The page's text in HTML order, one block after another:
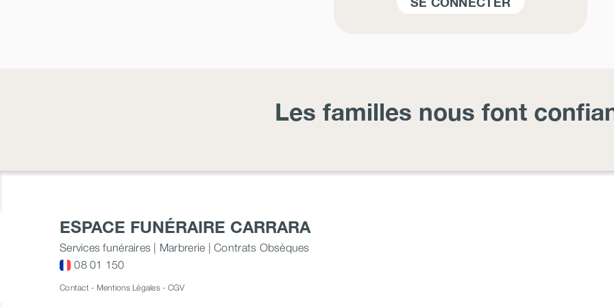
Les familles nous font
ESPACE FUNÉRAIRE CARRARA
Services funéraires | Marbrerie | Contrats Obsèques
08 01 150
Contact - Mentions Légales - CGV